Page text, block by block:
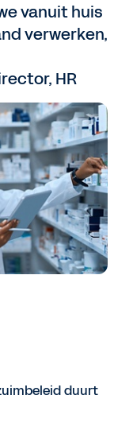
vanuit huis
verwerken,
HR
duurt